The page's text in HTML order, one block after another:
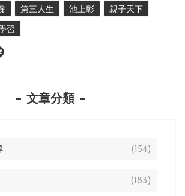
第三人生 池上彰 親子天下
習
文章分類
(154)
(183)